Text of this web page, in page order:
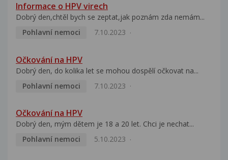
Informace o HPV virech
Dobrý den,chtěl bych se zeptat,jak poznám zda nemám...
Pohlavní nemoci
7.10.2023
Očkování na HPV
Dobrý den, do kolika let se mohou dospělí očkovat na...
Pohlavní nemoci
7.10.2023
Očkování na HPV
Dobrý den, mým dětem je 18 a 20 let. Chci je nechat...
Pohlavní nemoci
5.10.2023